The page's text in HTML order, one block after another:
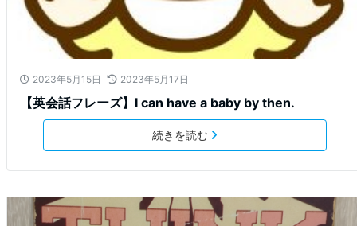
2023年5月15日 2023年5月17日
【英会話フレーズ】I can have a baby by then.
続きを読む